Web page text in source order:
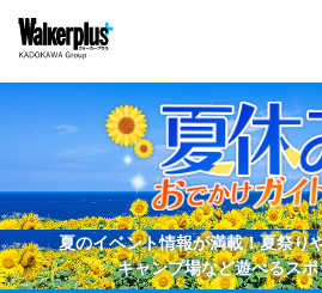
夏のイベント情報が満載！夏祭り
キャンプ場など遊べるス